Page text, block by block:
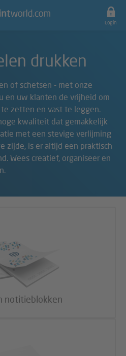
Login
drukken
of schetsen - met onze
en uw klanten de vrijheid om
zetten en vast te leggen.
kwaliteit dat gemakkelijk
met een stevige verlijming
zijde, is er altijd een praktisch
Wees creatief, organiseer en
notitieblokken